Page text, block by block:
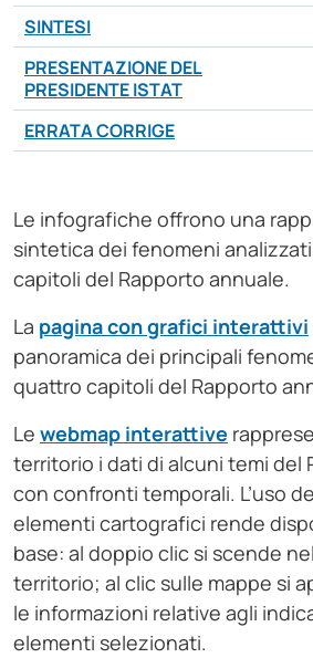
SINTESI
PRESENTAZIONE DEL
PRESIDENTE ISTAT
ERRATA CORRIGE
Le infografiche offrono una
sintetica dei fenomeni
capitoli del Rapporto annuale.
La pagina con grafici interattivi
panoramica dei principali
quattro capitoli del Rapporto
Le webmap interattive
territorio i dati di alcuni temi del
con confronti temporali. L’uso
elementi cartografici rende
base: al doppio clic si scende
territorio; al clic sulle mappe si
le informazioni relative agli
elementi selezionati.